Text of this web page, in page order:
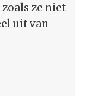
ze niet
uit van